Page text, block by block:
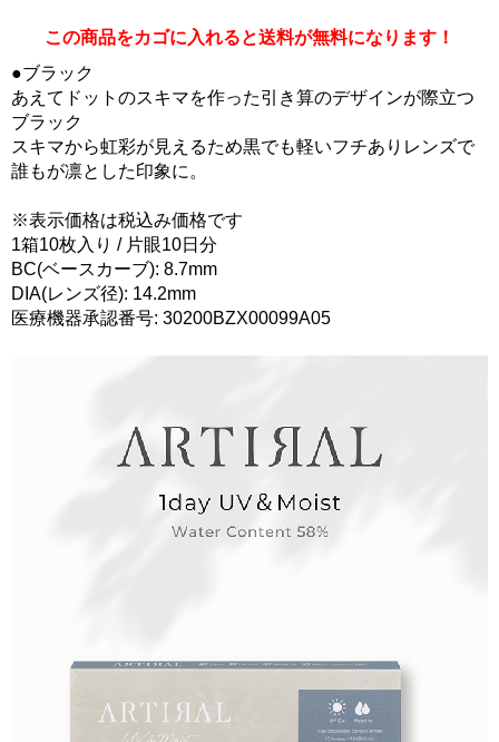
この商品をカゴに入れると送料が無料になります！
●ブラック
あえてドットのスキマを作った引き算のデザインが際立つ
ブラック
スキマから虹彩が見えるため黒でも軽いフチありレンズで
誰もが凛とした印象に。
※表示価格は税込み価格です
1箱10枚入り / 片眼10日分
BC(ベースカーブ): 8.7mm
DIA(レンズ径): 14.2mm
医療機器承認番号: 30200BZX00099A05